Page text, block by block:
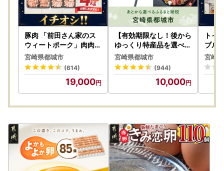
【お申込とお礼の品のお届けについて】
・都城市外にお住まいの方で、ご寄附いただいた皆様に都城
産のお礼の品をお送りします。
・お礼の品は原則、ご入金確認の翌月中に発送を行います
が、お品によっては【10日以内にお届け】するものや【お
届け時期を選べる】もの、発送までに時間を要するものがご
※ふるなびカタログの場合は、お選びいただいた翌月中にお
・寄附者様ご都合による寄附申込のキャンセル、返礼品の変
更・返品、配送先・配送時期の変更はできません。あらかじ
めご了承ください。
豚肉 「前田さん家のス
ウィートポーク」肉肉肉
4kgセット 豚肉〔19-89
-002-4kg-CF〕
宮崎県都城市
(614)
19,000
【有効期限なし！後から
ゆっくり特産品を選べる
】宮崎県都城市カタログ
ポイント
宮崎県都城市
(944)
10,000
トイ
ブル
速〔
宮崎